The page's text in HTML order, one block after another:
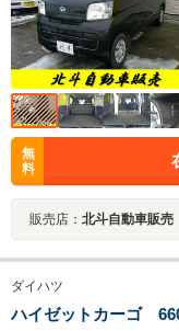
無
料
販売店： 北斗自動車販売
ダイハツ
ハイゼットカーゴ